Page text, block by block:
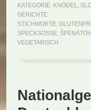
KATEGORIE: KNÖDEL,
GERICHTE
STICHWORTE:
SPECKSOSSE ,
VEGETARISCH